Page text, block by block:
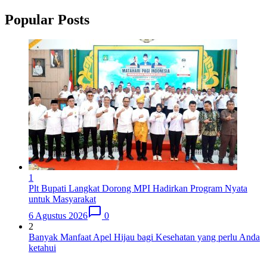
Popular Posts
1
Plt Bupati Langkat Dorong MPI Hadirkan Program Nyata
untuk Masyarakat
6 Agustus 2026
0
2
Banyak Manfaat Apel Hijau bagi Kesehatan yang perlu Anda
ketahui